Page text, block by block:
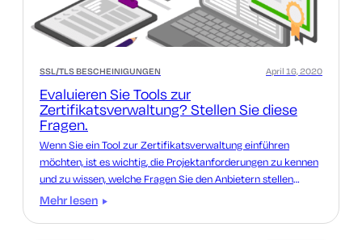
SSL/TLS BESCHEINIGUNGEN
Evaluieren Sie Tools zur
Zertifikatsverwaltung? Stellen Sie diese
Fragen.
April 16, 2020
Wenn Sie ein Tool zur Zertifikatsverwaltung einführen
möchten, ist es wichtig, die Projektanforderungen zu kennen
und zu wissen, welche Fragen Sie den Anbietern stellen
sollten.
Mehr lesen